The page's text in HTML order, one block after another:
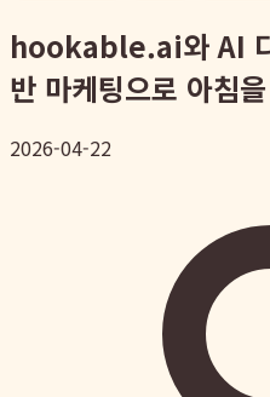
hookable.ai와 AI
반 마케팅으로 아침
2026-04-22